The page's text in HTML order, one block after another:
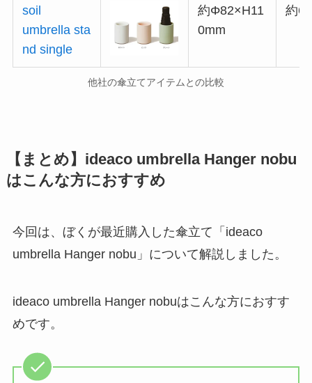
soil
umbrella sta
nd single
約Φ82×H11
0mm
約
他社の傘立てアイテムとの比較
【まとめ】ideaco umbrella Hanger nobu
はこんな方におすすめ
今回は、ぼくが最近購入した傘立て「ideaco
umbrella Hanger nobu」について解説しました。
ideaco umbrella Hanger nobuはこんな方におすす
めです。